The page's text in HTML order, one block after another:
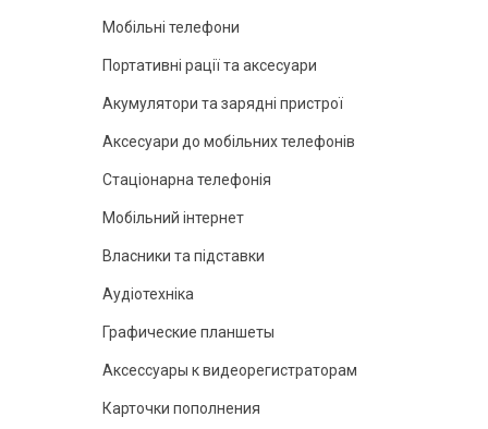
Мобільні телефони
Портативні рації та аксесуари
Акумулятори та зарядні пристрої
Аксесуари до мобільних телефонів
Стаціонарна телефонія
Мобільний інтернет
Власники та підставки
Аудіотехніка
Графические планшеты
Аксессуары к видеорегистраторам
Карточки пополнения